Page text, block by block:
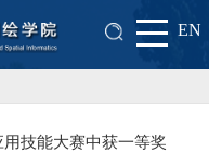
EN
技能大赛中获一等奖